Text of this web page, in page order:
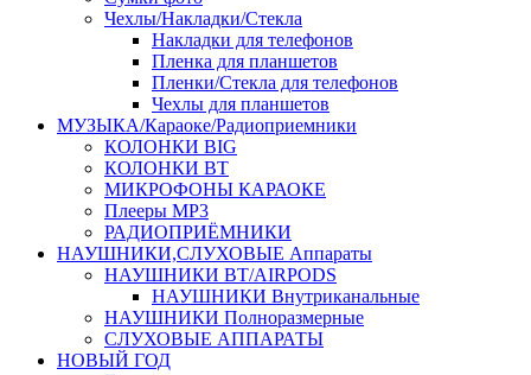
Чехлы/Накладки/Стекла
Накладки для телефонов
Пленка для планшетов
Пленки/Стекла для телефонов
Чехлы для планшетов
МУЗЫКА/Караоке/Радиоприемники
КОЛОНКИ BIG
КОЛОНКИ BT
МИКРОФОНЫ КАРАОКЕ
Плееры MP3
РАДИОПРИЁМНИКИ
НАУШНИКИ,СЛУХОВЫЕ Аппараты
НАУШНИКИ BT/AIRPODS
НАУШНИКИ Внутриканальные
НАУШНИКИ Полноразмерные
СЛУХОВЫЕ АППАРАТЫ
НОВЫЙ ГОД